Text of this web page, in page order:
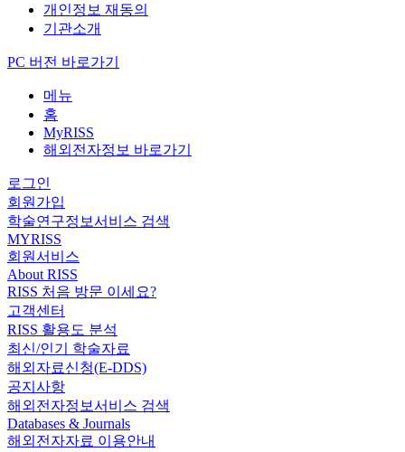
개인정보 재동의
기관소개
PC 버전 바로가기
메뉴
홈
MyRISS
해외전자정보 바로가기
로그인
회원가입
학술연구정보서비스 검색
MYRISS
회원서비스
About RISS
RISS 처음 방문 이세요?
고객센터
RISS 활용도 분석
최신/인기 학술자료
해외자료신청(E-DDS)
공지사항
해외전자정보서비스 검색
Databases & Journals
해외전자자료 이용안내